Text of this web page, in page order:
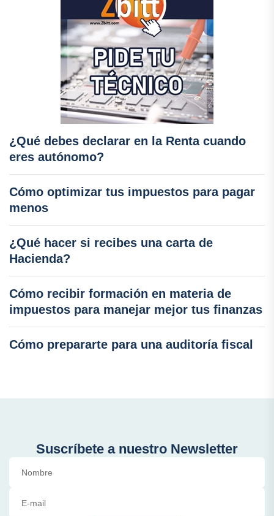
¿Qué debes declarar en la Renta cuando
eres autónomo?
Cómo optimizar tus impuestos para pagar
menos
¿Qué hacer si recibes una carta de
Hacienda?
Cómo recibir formación en materia de
impuestos para manejar mejor tus finanzas
Cómo prepararte para una auditoría fiscal
Suscríbete a nuestro Newsletter